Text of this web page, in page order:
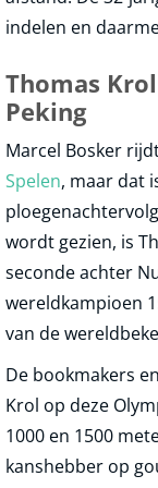
indelen en
Thomas
Peking
Marcel Bosker
Spelen, maar dat
wordt gezien, is
seconde achter
wereldkampioen
van de
De bookmakers
Krol op deze
1000 en 1500
kanshebber op